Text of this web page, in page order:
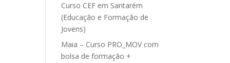
Curso CEF em Santarém
(Educação e Formação de
Jovens)
Maia – Curso PRO_MOV com
bolsa de formação +